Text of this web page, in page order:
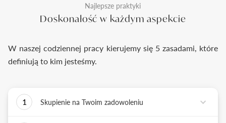
Najlepsze praktyki
Doskonałość w każdym aspekcie
W naszej codziennej pracy kierujemy się 5 zasadami, które
definiują to kim jesteśmy.
1
Skupienie na Twoim zadowoleniu